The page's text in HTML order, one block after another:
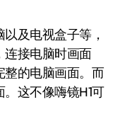
及电视盒子等，
连接电脑时画面
整的电脑画面。而
这不像嗨镜H1可